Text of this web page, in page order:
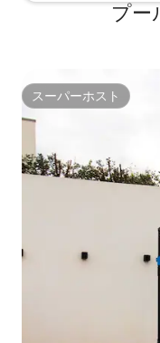
プー
スーパーホスト
スーパーホスト